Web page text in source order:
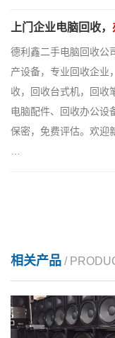
上门企业电脑回收，
德利鑫二手电脑回收公
产设备，专业回收企业
收，回收台式机，回收
电脑配件、回收办公设
保密，免费评估。欢迎
相关产品 /